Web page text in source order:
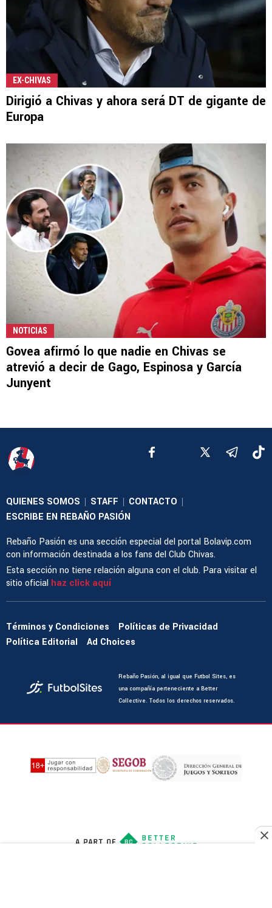
EX-CHIVAS
Dirigió a Chivas y ahora será DT de gigante de
Europa
NOTICIAS
Govea afirmó lo que nadie en Chivas se
atrevió a decir de Gago, Espinosa y García
Junyent
QUIENES SOMOS | STAFF | CONTACTO |
ESCRIBE EN REBAÑO PASIÓN
Rebaño Pasión es una sección especial del portal Bolavip.com
con información destinada a los fans del Club Chivas.
Esta sección no tiene relación alguna con el club. Para visitar el
sitio oficial haz click aquí
Términos y Condiciones
Políticas de Privacidad
Política Editorial
Ad Choices
Rebaño Pasión, al igual que Futbol Sites, es
una compañía perteneciente a Better
Collective. Todos los derechos reservados.